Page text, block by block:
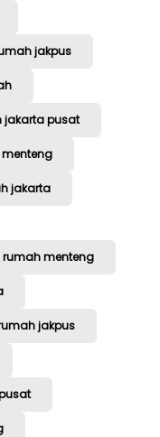
jakpus
jakarta pusat
jakarta
rumah menteng
jakpus